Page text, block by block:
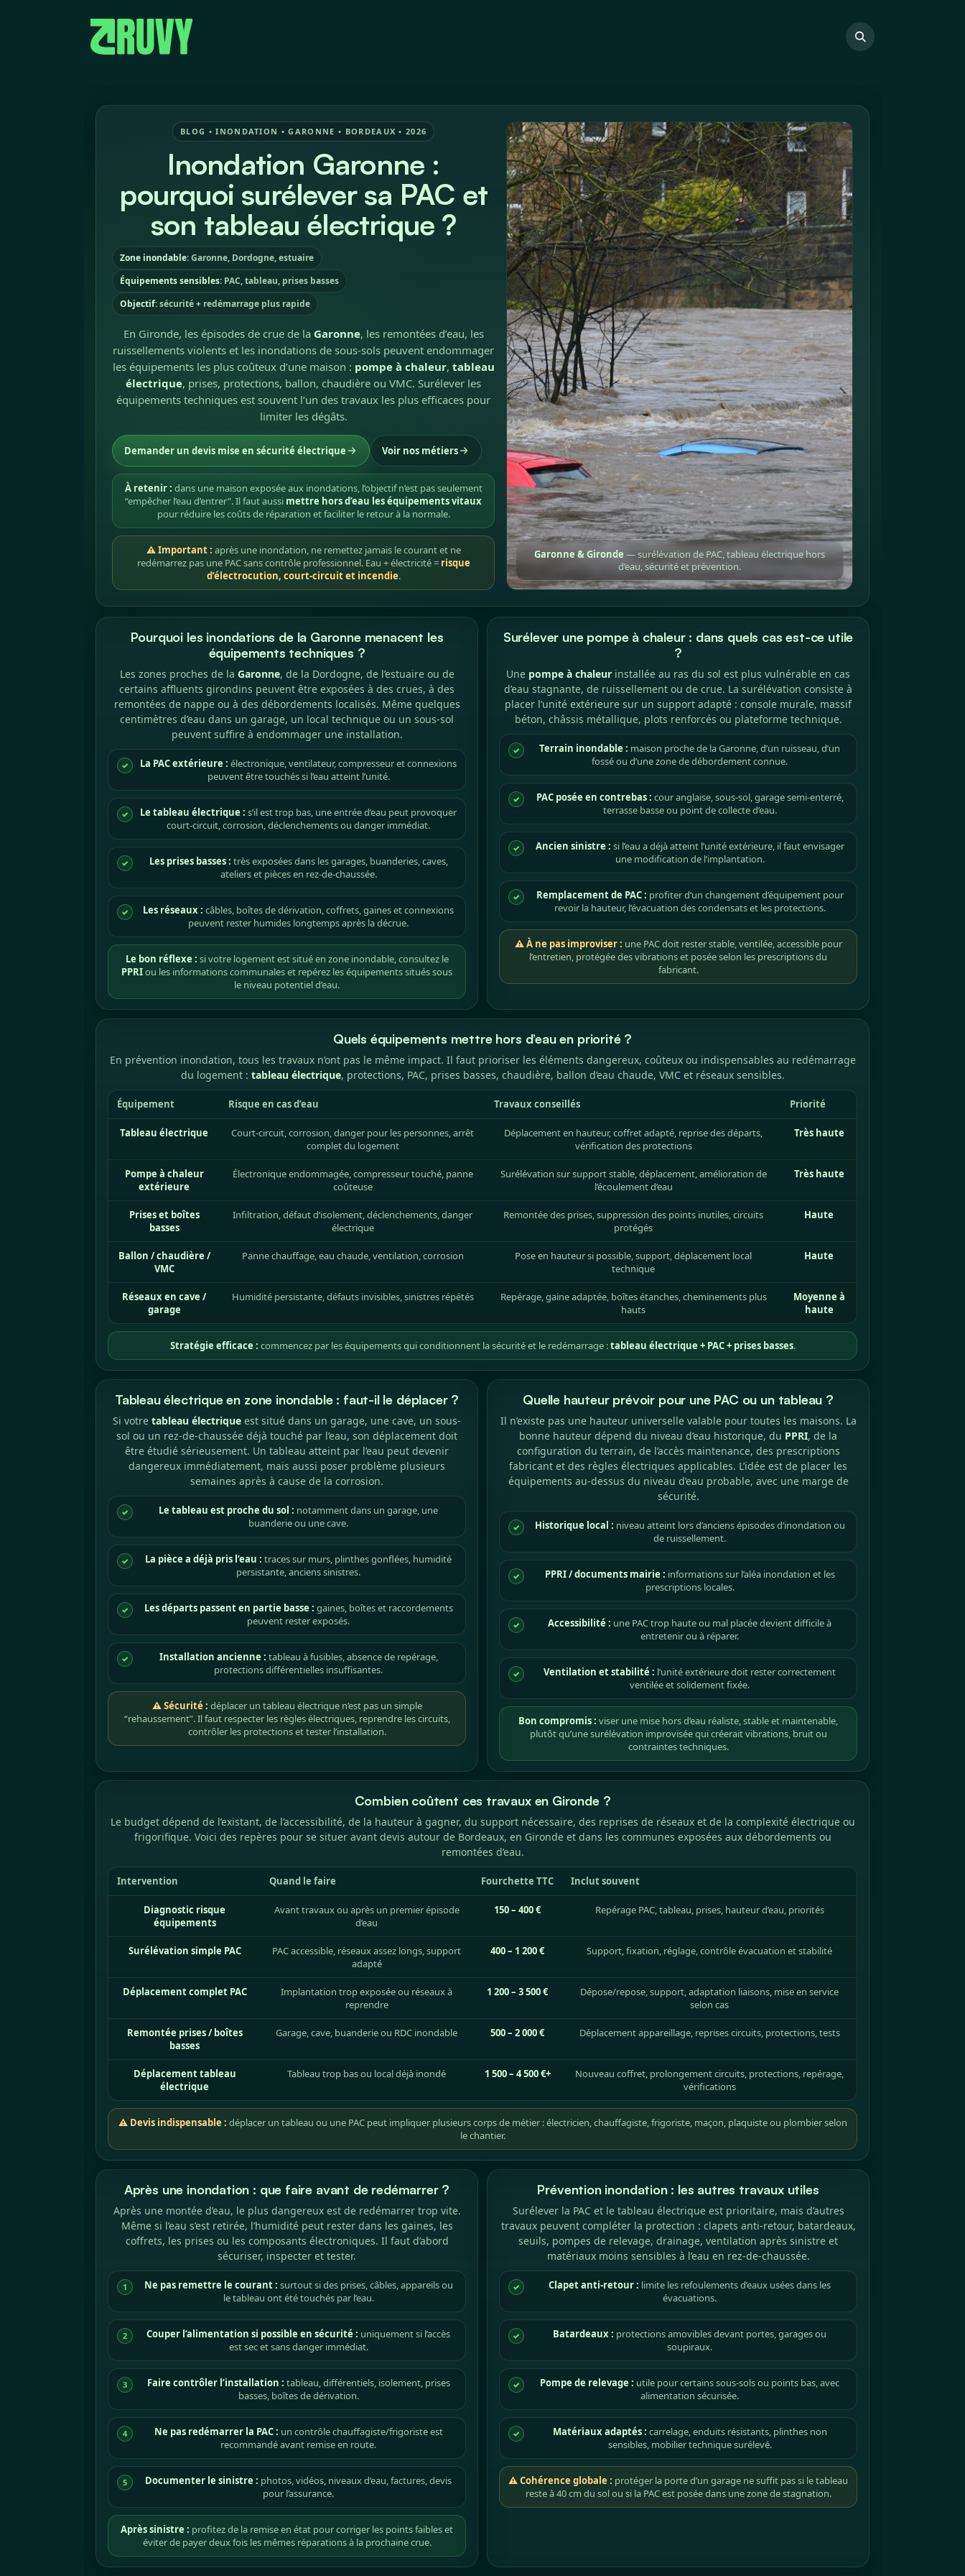
BLOG • INONDATION • GARONNE • BORDEAUX • 2026
Inondation Garonne :
pourquoi surélever sa PAC et
son tableau électrique ?
Zone inondable: Garonne, Dordogne, estuaire
Équipements sensibles: PAC, tableau, prises basses
Objectif: sécurité + redémarrage plus rapide
En Gironde, les épisodes de crue de la Garonne, les remontées d’eau, les
ruissellements violents et les inondations de sous-sols peuvent endommager
les équipements les plus coûteux d’une maison : pompe à chaleur, tableau
électrique, prises, protections, ballon, chaudière ou VMC. Surélever les
équipements techniques est souvent l’un des travaux les plus efficaces pour
limiter les dégâts.
Demander un devis mise en sécurité électrique Voir nos métiers
À retenir : dans une maison exposée aux inondations, l’objectif n’est pas seulement
“empêcher l’eau d’entrer”. Il faut aussi mettre hors d’eau les équipements vitaux
pour réduire les coûts de réparation et faciliter le retour à la normale.
⚠ Important : après une inondation, ne remettez jamais le courant et ne
redémarrez pas une PAC sans contrôle professionnel. Eau + électricité = risque
d’électrocution, court-circuit et incendie.
Garonne & Gironde — surélévation de PAC, tableau électrique hors
d’eau, sécurité et prévention.
Pourquoi les inondations de la Garonne menacent les
équipements techniques ?
Les zones proches de la Garonne, de la Dordogne, de l’estuaire ou de
certains affluents girondins peuvent être exposées à des crues, à des
remontées de nappe ou à des débordements localisés. Même quelques
centimètres d’eau dans un garage, un local technique ou un sous-sol
peuvent suffire à endommager une installation.
✓ La PAC extérieure : électronique, ventilateur, compresseur et connexions
peuvent être touchés si l’eau atteint l’unité.
✓ Le tableau électrique : s’il est trop bas, une entrée d’eau peut provoquer
court-circuit, corrosion, déclenchements ou danger immédiat.
✓ Les prises basses : très exposées dans les garages, buanderies, caves,
ateliers et pièces en rez-de-chaussée.
✓ Les réseaux : câbles, boîtes de dérivation, coffrets, gaines et connexions
peuvent rester humides longtemps après la décrue.
Le bon réflexe : si votre logement est situé en zone inondable, consultez le
PPRIou les informations communales et repérez les équipements situés sous
le niveau potentiel d’eau.
Surélever une pompe à chaleur : dans quels cas est-ce utile
?
Une pompe à chaleur installée au ras du sol est plus vulnérable en cas
d’eau stagnante, de ruissellement ou de crue. La surélévation consiste à
placer l’unité extérieure sur un support adapté : console murale, massif
béton, châssis métallique, plots renforcés ou plateforme technique.
✓ Terrain inondable : maison proche de la Garonne, d’un ruisseau, d’un
fossé ou d’une zone de débordement connue.
✓ PAC posée en contrebas : cour anglaise, sous-sol, garage semi-enterré,
terrasse basse ou point de collecte d’eau.
✓ Ancien sinistre : si l’eau a déjà atteint l’unité extérieure, il faut envisager
une modification de l’implantation.
✓ Remplacement de PAC : profiter d’un changement d’équipement pour
revoir la hauteur, l’évacuation des condensats et les protections.
⚠ À ne pas improviser : une PAC doit rester stable, ventilée, accessible pour
l’entretien, protégée des vibrations et posée selon les prescriptions du
fabricant.
Quels équipements mettre hors d’eau en priorité ?
En prévention inondation, tous les travaux n’ont pas le même impact. Il faut prioriser les éléments dangereux, coûteux ou indispensables au redémarrage
du logement : tableau électrique, protections, PAC, prises basses, chaudière, ballon d’eau chaude, VMC et réseaux sensibles.
Équipement Risque en cas d’eau Travaux conseillés Priorité
Tableau électrique
Court-circuit, corrosion, danger pour les personnes, arrêt
complet du logement
Déplacement en hauteur, coffret adapté, reprise des départs,
vérification des protections
Très haute
Pompe à chaleur
extérieure
Électronique endommagée, compresseur touché, panne
coûteuse
Surélévation sur support stable, déplacement, amélioration de
l’écoulement d’eau
Très haute
Prises et boîtes
basses
Infiltration, défaut d’isolement, déclenchements, danger
électrique
Remontée des prises, suppression des points inutiles, circuits
protégés
Haute
Ballon / chaudière /
VMC
Panne chauffage, eau chaude, ventilation, corrosion
Pose en hauteur si possible, support, déplacement local
technique
Haute
Réseaux en cave /
garage
Humidité persistante, défauts invisibles, sinistres répétés
Repérage, gaine adaptée, boîtes étanches, cheminements plus
hauts
Moyenne à
haute
Stratégie efficace : commencez par les équipements qui conditionnent la sécurité et le redémarrage :tableau électrique + PAC + prises basses.
Tableau électrique en zone inondable : faut-il le déplacer ?
Si votre tableau électrique est situé dans un garage, une cave, un sous-
sol ou un rez-de-chaussée déjà touché par l’eau, son déplacement doit
être étudié sérieusement. Un tableau atteint par l’eau peut devenir
dangereux immédiatement, mais aussi poser problème plusieurs
semaines après à cause de la corrosion.
✓ Le tableau est proche du sol : notamment dans un garage, une
buanderie ou une cave.
✓ La pièce a déjà pris l’eau : traces sur murs, plinthes gonflées, humidité
persistante, anciens sinistres.
✓ Les départs passent en partie basse : gaines, boîtes et raccordements
peuvent rester exposés.
✓ Installation ancienne : tableau à fusibles, absence de repérage,
protections différentielles insuffisantes.
⚠ Sécurité : déplacer un tableau électrique n’est pas un simple
“rehaussement”. Il faut respecter les règles électriques, reprendre les circuits,
contrôler les protections et tester l’installation.
Quelle hauteur prévoir pour une PAC ou un tableau ?
Il n’existe pas une hauteur universelle valable pour toutes les maisons. La
bonne hauteur dépend du niveau d’eau historique, du PPRI, de la
configuration du terrain, de l’accès maintenance, des prescriptions
fabricant et des règles électriques applicables. L’idée est de placer les
équipements au-dessus du niveau d’eau probable, avec une marge de
sécurité.
✓ Historique local : niveau atteint lors d’anciens épisodes d’inondation ou
de ruissellement.
✓ PPRI / documents mairie : informations sur l’aléa inondation et les
prescriptions locales.
✓ Accessibilité : une PAC trop haute ou mal placée devient difficile à
entretenir ou à réparer.
✓ Ventilation et stabilité : l’unité extérieure doit rester correctement
ventilée et solidement fixée.
Bon compromis : viser une mise hors d’eau réaliste, stable et maintenable,
plutôt qu’une surélévation improvisée qui créerait vibrations, bruit ou
contraintes techniques.
Combien coûtent ces travaux en Gironde ?
Le budget dépend de l’existant, de l’accessibilité, de la hauteur à gagner, du support nécessaire, des reprises de réseaux et de la complexité électrique ou
frigorifique. Voici des repères pour se situer avant devis autour de Bordeaux, en Gironde et dans les communes exposées aux débordements ou
remontées d’eau.
Intervention Quand le faire Fourchette TTC Inclut souvent
Diagnostic risque
équipements
Avant travaux ou après un premier épisode
d’eau
150 – 400 € Repérage PAC, tableau, prises, hauteur d’eau, priorités
Surélévation simple PAC
PAC accessible, réseaux assez longs, support
adapté
400 – 1 200 € Support, fixation, réglage, contrôle évacuation et stabilité
Déplacement complet PAC
Implantation trop exposée ou réseaux à
reprendre
1 200 – 3 500 €
Dépose/repose, support, adaptation liaisons, mise en service
selon cas
Remontée prises / boîtes
basses
Garage, cave, buanderie ou RDC inondable 500 – 2 000 € Déplacement appareillage, reprises circuits, protections, tests
Déplacement tableau
électrique
Tableau trop bas ou local déjà inondé 1 500 – 4 500 €+
Nouveau coffret, prolongement circuits, protections, repérage,
vérifications
⚠ Devis indispensable : déplacer un tableau ou une PAC peut impliquer plusieurs corps de métier : électricien, chauffagiste, frigoriste, maçon, plaquiste ou plombier selon
le chantier.
Après une inondation : que faire avant de redémarrer ?
Après une montée d’eau, le plus dangereux est de redémarrer trop vite.
Même si l’eau s’est retirée, l’humidité peut rester dans les gaines, les
coffrets, les prises ou les composants électroniques. Il faut d’abord
sécuriser, inspecter et tester.
1 Ne pas remettre le courant : surtout si des prises, câbles, appareils ou
le tableau ont été touchés par l’eau.
2 Couper l’alimentation si possible en sécurité : uniquement si l’accès
est sec et sans danger immédiat.
3 Faire contrôler l’installation : tableau, différentiels, isolement, prises
basses, boîtes de dérivation.
4 Ne pas redémarrer la PAC : un contrôle chauffagiste/frigoriste est
recommandé avant remise en route.
5 Documenter le sinistre : photos, vidéos, niveaux d’eau, factures, devis
pour l’assurance.
Après sinistre : profitez de la remise en état pour corriger les points faibles et
éviter de payer deux fois les mêmes réparations à la prochaine crue.
Prévention inondation : les autres travaux utiles
Surélever la PAC et le tableau électrique est prioritaire, mais d’autres
travaux peuvent compléter la protection : clapets anti-retour, batardeaux,
seuils, pompes de relevage, drainage, ventilation après sinistre et
matériaux moins sensibles à l’eau en rez-de-chaussée.
✓ Clapet anti-retour : limite les refoulements d’eaux usées dans les
évacuations.
✓ Batardeaux : protections amovibles devant portes, garages ou
soupiraux.
✓ Pompe de relevage : utile pour certains sous-sols ou points bas, avec
alimentation sécurisée.
✓ Matériaux adaptés : carrelage, enduits résistants, plinthes non
sensibles, mobilier technique surélevé.
⚠ Cohérence globale : protéger la porte d’un garage ne suffit pas si le tableau
reste à 40 cm du sol ou si la PAC est posée dans une zone de stagnation.